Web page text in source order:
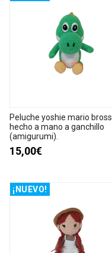
Peluche yoshie mario bross
hecho a mano a ganchillo
(amigurumi).
15,00€
¡NUEVO!